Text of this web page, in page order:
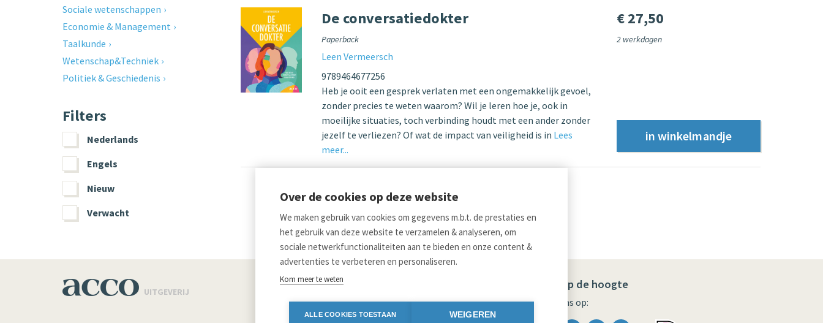
Sociale wetenschappen
Economie & Management
Taalkunde
Wetenschap&Techniek
Politiek & Geschiedenis
Filters
Nederlands
Engels
Nieuw
Verwacht
De conversatiedokter
Paperback
Leen Vermeersch
9789464677256
Heb je ooit een gesprek verlaten met een ongemakkelijk gevoel,
zonder precies te weten waarom? Wil je leren hoe je, ook in
moeilijke situaties, toch verbinding houdt met een ander zonder
jezelf te verliezen? Of wat de impact van veiligheid is in Lees
meer...
€ 27,50
2 werkdagen
UITGEVERIJ
Links
Aanmelden nieuwsbrief
Pers
Acco.be
Algemene voorwaarden
Blijf op de hoogte
Volg ons op:
Over de cookies op deze website
We maken gebruik van cookies om gegevens m.b.t. de prestaties en
het gebruik van deze website te verzamelen & analyseren, om
sociale netwerkfunctionaliteiten aan te bieden en onze content &
advertenties te verbeteren en personaliseren.
Kom meer te weten
ALLE COOKIES TOESTAAN WEIGEREN